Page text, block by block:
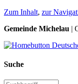
Zum Inhalt, zur
Gemeinde Michelau |
Suche